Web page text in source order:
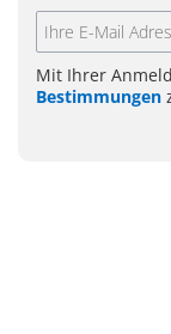
Mit Ihrer
Bestimmungen